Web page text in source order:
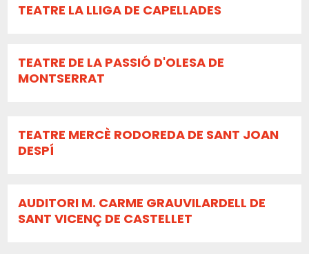
TEATRE LA LLIGA DE CAPELLADES
TEATRE DE LA PASSIÓ D'OLESA DE
MONTSERRAT
TEATRE MERCÈ RODOREDA DE SANT JOAN
DESPÍ
AUDITORI M. CARME GRAUVILARDELL DE
SANT VICENÇ DE CASTELLET